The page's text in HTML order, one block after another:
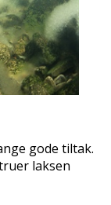
gode tiltak.
laksen